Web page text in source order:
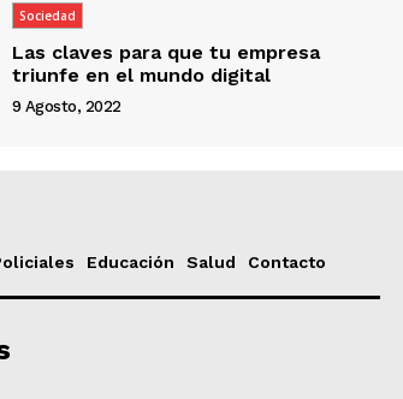
Sociedad
Las claves para que tu empresa
triunfe en el mundo digital
9 Agosto, 2022
Educación Salud Contacto